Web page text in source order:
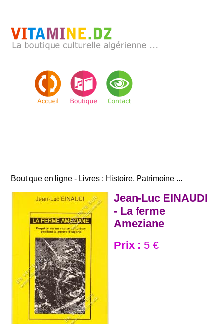
Boutique en ligne - Livres : Histoire, Patrimoine ...
Jean-Luc EINAUDI
- La ferme
Ameziane
Prix : 5 €